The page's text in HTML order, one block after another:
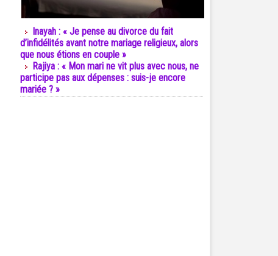
Inayah : « Je pense au divorce du fait
d’infidélités avant notre mariage religieux, alors
que nous étions en couple »
Rajiya : « Mon mari ne vit plus avec nous, ne
participe pas aux dépenses : suis-je encore
mariée ? »